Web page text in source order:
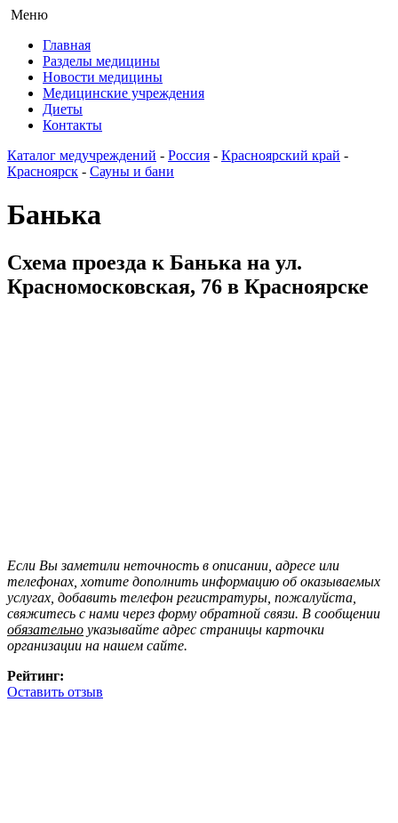
Меню
Главная
Разделы медицины
Новости медицины
Медицинские учреждения
Диеты
Контакты
Каталог медучреждений - Россия - Красноярский край -
Красноярск - Сауны и бани
Банька
Схема проезда к Банька на ул.
Красномосковская, 76 в Красноярске
Если Вы заметили неточность в описании, адресе или
телефонах, хотите дополнить информацию об оказываемых
услугах, добавить телефон регистратуры, пожалуйста,
свяжитесь с нами через форму обратной связи. В сообщении
обязательно указывайте адрес страницы карточки
организации на нашем сайте.
Рейтинг:
Оставить отзыв